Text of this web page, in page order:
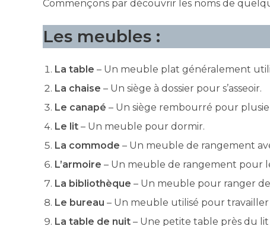
Commençons par découvrir les noms de
Les meubles :
La table – Un meuble plat généralement
La chaise – Un siège à dossier pour s’asseoir.
Le canapé – Un siège rembourré pour
Le lit – Un meuble pour dormir.
La commode – Un meuble de rangement
L’armoire – Un meuble de rangement pour
La bibliothèque – Un meuble pour ranger
Le bureau – Un meuble utilisé pour
La table de nuit – Une petite table près du